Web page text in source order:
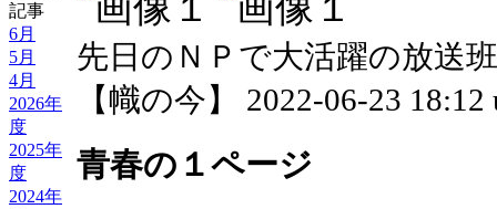
記事
6月
5月
4月
2026年
度
2025年
度
2024年
先日のＮＰで大活躍の放送
【幟の今】 2022-06-23 18:12
青春の１ページ